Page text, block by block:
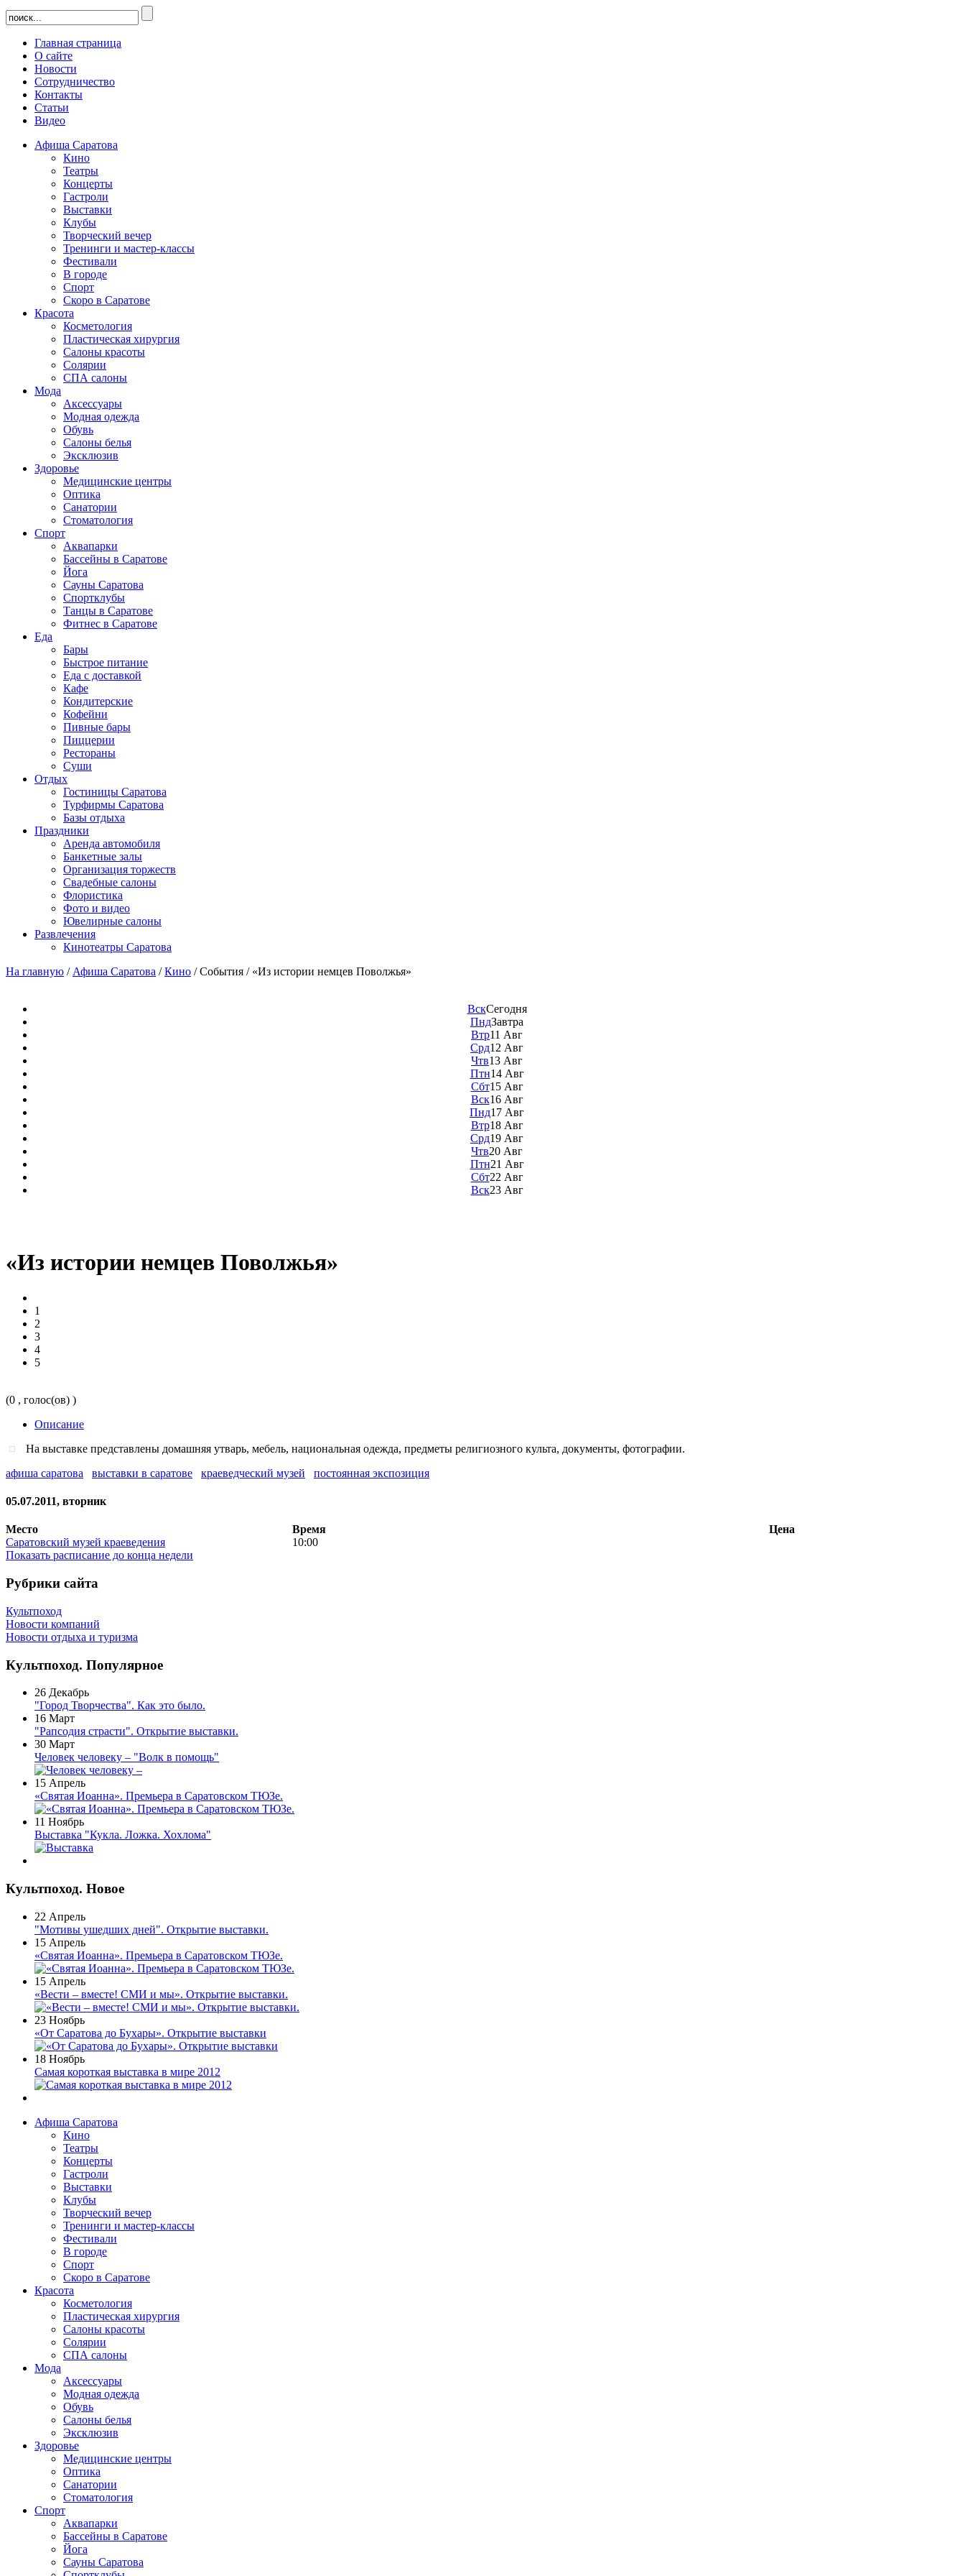
Главная страница
О сайте
Новости
Сотрудничество
Контакты
Статьи
Видео
Афиша Саратова
Кино
Театры
Концерты
Гастроли
Выставки
Клубы
Творческий вечер
Тренинги и мастер-классы
Фестивали
В городе
Спорт
Скоро в Саратове
Красота
Косметология
Пластическая хирургия
Салоны красоты
Солярии
СПА салоны
Мода
Аксессуары
Модная одежда
Обувь
Салоны белья
Эксклюзив
Здоровье
Медицинские центры
Оптика
Санатории
Стоматология
Спорт
Аквапарки
Бассейны в Саратове
Йога
Сауны Саратова
Спортклубы
Танцы в Саратове
Фитнес в Саратове
Еда
Бары
Быстрое питание
Еда с доставкой
Кафе
Кондитерские
Кофейни
Пивные бары
Пиццерии
Рестораны
Суши
Отдых
Гостиницы Саратова
Турфирмы Саратова
Базы отдыха
Праздники
Аренда автомобиля
Банкетные залы
Организация торжеств
Свадебные салоны
Флористика
Фото и видео
Ювелирные салоны
Развлечения
Кинотеатры Саратова
На главную / Афиша Саратова /Кино /События / «Из истории немцев Поволжья»
ВскСегодня
ПндЗавтра
Втр11 Авг
Срд12 Авг
Чтв13 Авг
Птн14 Авг
Сбт15 Авг
Вск16 Авг
Пнд17 Авг
Втр18 Авг
Срд19 Авг
Чтв20 Авг
Птн21 Авг
Сбт22 Авг
Вск23 Авг
«Из истории немцев Поволжья»
1
2
3
4
5
(0 , голос(ов) )
Описание
На выставке представлены домашняя утварь, мебель, национальная одежда, предметы религиозного культа, документы, фотографии.
афиша саратова
выставки в саратове краеведческий музей постоянная экспозиция
05.07.2011, вторник
Место Время
Цена
Саратовский музей краеведения
10:00
Показать расписание до конца недели
Рубрики сайта
Культпоход
Новости компаний
Новости отдыха и туризма
Культпоход. Популярное
26 Декабрь
"Город Творчества". Как это было.
16 Март
"Рапсодия страсти". Открытие выставки.
30 Март
Человек человеку – "Волк в помощь"
15 Апрель
«Святая Иоанна». Премьера в Саратовском ТЮЗе.
11 Ноябрь
Выставка "Кукла. Ложка. Хохлома"
Культпоход. Новое
22 Апрель
"Мотивы ушедших дней". Открытие выставки.
15 Апрель
«Святая Иоанна». Премьера в Саратовском ТЮЗе.
15 Апрель
«Вести – вместе! СМИ и мы». Открытие выставки.
23 Ноябрь
«От Саратова до Бухары». Открытие выставки
18 Ноябрь
Самая короткая выставка в мире 2012
Афиша Саратова
Кино
Театры
Концерты
Гастроли
Выставки
Клубы
Творческий вечер
Тренинги и мастер-классы
Фестивали
В городе
Спорт
Скоро в Саратове
Красота
Косметология
Пластическая хирургия
Салоны красоты
Солярии
СПА салоны
Мода
Аксессуары
Модная одежда
Обувь
Салоны белья
Эксклюзив
Здоровье
Медицинские центры
Оптика
Санатории
Стоматология
Спорт
Аквапарки
Бассейны в Саратове
Йога
Сауны Саратова